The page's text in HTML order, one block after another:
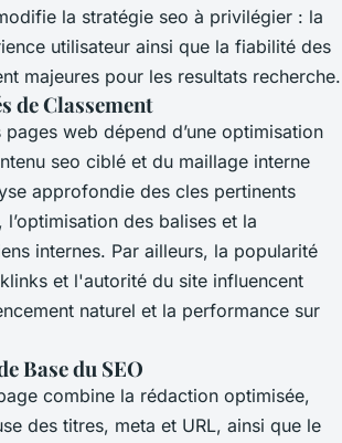
la stratégie seo à privilégier : la
utilisateur ainsi que la fiabilité des
majeures pour les resultats recherche.
de Classement
pages web dépend d’une optimisation
seo ciblé et du maillage interne
approfondie des cles pertinents
des balises et la
internes. Par ailleurs, la popularité
et l'autorité du site influencent
naturel et la performance sur
Base du SEO
combine la rédaction optimisée,
des titres, meta et URL, ainsi que le